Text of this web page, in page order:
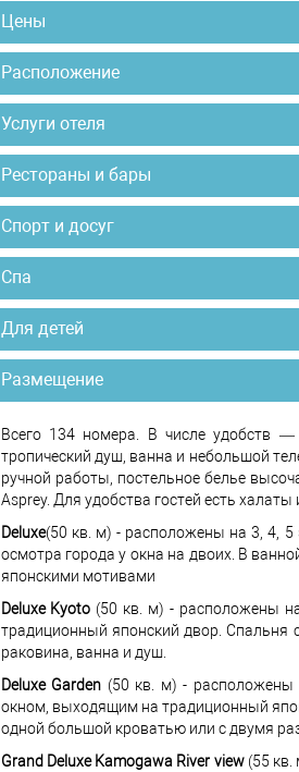
Цены
Расположение
Услуги отеля
Рестораны и бары
Спорт и досуг
Спа
Для детей
Размещение
Всего 134 номера. В числе удобств ―
тропический душ, ванна и небольшой
ручной работы, постельное белье
Asprey. Для удобства гостей есть халаты
Deluxe(50 кв. м) - расположены на 3, 4, 5
осмотра города у окна на двоих. В
японскими мотивами
Deluxe Kyoto (50 кв. м) - расположены
традиционный японский двор.
раковина, ванна и душ.
Deluxe Garden (50 кв. м) - расположены
окном, выходящим на традиционный
одной большой кроватью или с двумя
Grand Deluxe Kamogawa River view(55 кв.